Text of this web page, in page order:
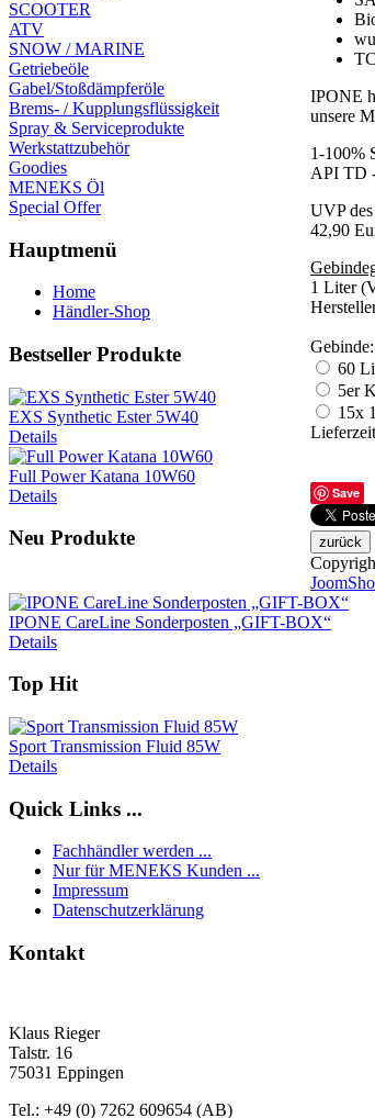
IPONE
unsere
1-100%
API TD
UVP
42,90
1 Liter
Gebinde:
60
5er
15x
Save
SCOOTER
ATV
SNOW / MARINE
Getriebeöle
Gabel/Stoßdämpferöle
Brems- / Kupplungsflüssigkeit
Spray & Serviceprodukte
Werkstattzubehör
Goodies
MENEKS Öl
Special Offer
Hauptmenü
Home
Händler-Shop
Bestseller Produkte
EXS Synthetic Ester 5W40
Details
Full Power Katana 10W60
Details
Neu Produkte
IPONE CareLine Sonderposten „GIFT-BOX“
Details
Top Hit
Sport Transmission Fluid 85W
Details
Quick Links ...
Fachhändler werden ...
Nur für MENEKS Kunden ...
Impressum
Datenschutzerklärung
Kontakt
Klaus Rieger
Talstr. 16
75031 Eppingen
Tel.: +49 (0) 7262 609654 (AB)